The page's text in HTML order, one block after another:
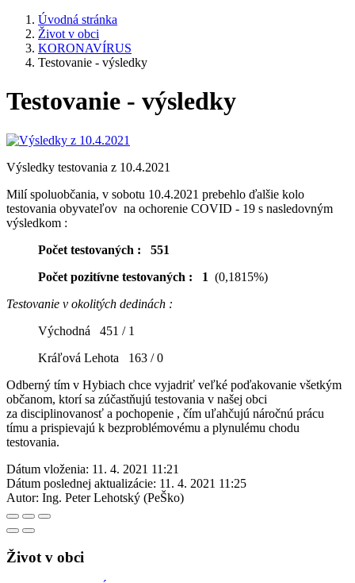
Úvodná stránka
Život v obci
KORONAVÍRUS
Testovanie - výsledky
Testovanie - výsledky
Výsledky testovania z 10.4.2021
Milí spoluobčania, v sobotu 10.4.2021 prebehlo ďalšie kolo
testovania obyvateľov na ochorenie COVID - 19 s nasledovným
výsledkom :
Počet testovaných : 551
Počet pozitívne testovaných : 1 (0,1815%)
Testovanie v okolitých dedinách :
Východná 451 / 1
Kráľová Lehota 163 / 0
Odberný tím v Hybiach chce vyjadriť veľké poďakovanie všetkým
občanom, ktorí sa zúčastňujú testovania v našej obci
za disciplinovanosť a pochopenie , čím uľahčujú náročnú prácu
tímu a prispievajú k bezproblémovému a plynulému chodu
testovania.
Dátum vloženia: 11. 4. 2021 11:21
Dátum poslednej aktualizácie: 11. 4. 2021 11:25
Autor: Ing. Peter Lehotský (PeŠko)
Život v obci